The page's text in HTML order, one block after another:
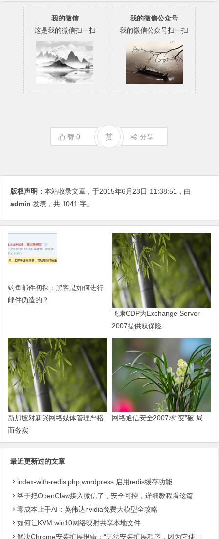
我的微信
这是我的微信扫一扫
我的微信公众号
我的微信公众号扫一扫
赞 0 赏 分享
版权声明： 本站收录文章，于2015年6月23日 11:38:51 ，由
admin 发表，共 1041 字。
钓鱼邮件初探：黑客是如何进行
邮件伪造的？
飞康CDP为Exchange Server
2007提供双保险
新加坡对新兴网络媒体管理严格
而务实
网络通信安全2007求“变”破 局
最近更新过的文章
index-with-redis.php,wordpress 启用redis缓存功能
终于把OpenClaw接入微信了，安全可控，详细教程看这篇
零成本上手AI：英伟达nvidia免费大模型全攻略
如何让KVM win10网络映射共享本地文件
解决Chrome安装扩展报错：“无法安装扩展程序，因为它使用了不受支持的清单版本“